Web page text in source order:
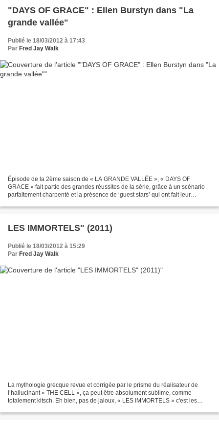
"DAYS OF GRACE" : Ellen Burstyn dans "La
grande vallée"
Publié le 18/03/2012 à 17:43
Par Fred Jay Walk
Épisode de la 2ème saison de « LA GRANDE VALLÉE », « DAYS OF
GRACE » fait partie des grandes réussites de la série, grâce à un scénario
parfaitement charpenté et la présence de ‘guest stars’ qui ont fait leur
LES IMMORTELS" (2011)
Publié le 18/03/2012 à 15:29
Par Fred Jay Walk
La mythologie grecque revue et corrigée par le prisme du réalisateur de
l’hallucinant « THE CELL », ça peut être absolument sublime, comme
totalement kitsch. Eh bien, pas de jaloux, « LES IMMORTELS » c'est les